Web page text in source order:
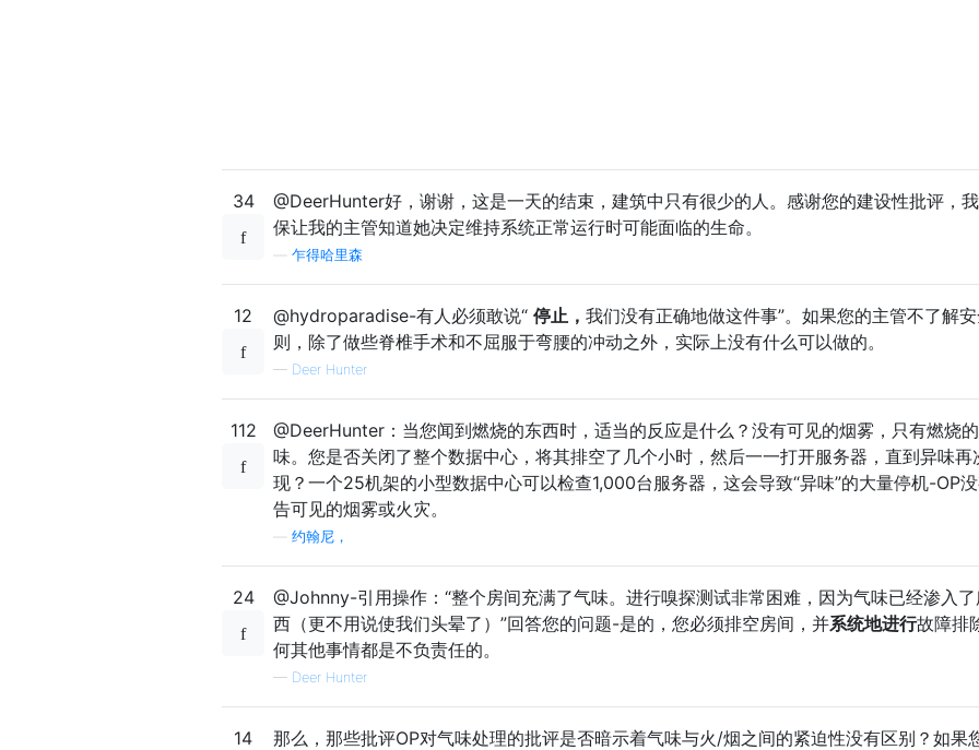
34
@DeerHunter好，谢谢，这是一天的结束，建筑中只有很少的人。感谢您的建设性批评，
保让我的主管知道她决定维持系统正常运行时可能面临的生命。
乍得哈里森
12 @hydroparadise-有人必须敢说“ 停止， 我们没有正确地做这件事”。如果您的主管不了解
则，除了做些脊椎手术和不屈服于弯腰的冲动之外，实际上没有什么可以做的。
— Deer Hunter
112
@DeerHunter：当您闻到燃烧的东西时，适当的反应是什么？没有可见的烟雾，只有燃烧
味。您是否关闭了整个数据中心，将其排空了几个小时，然后一一打开服务器，直到异味再
现？一个25机架的小型数据中心可以检查1,000台服务器，这会导致“异味”的大量停机-OP
告可见的烟雾或火灾。
约翰尼，
24
@Johnny-引用操作：“整个房间充满了气味。进行嗅探测试非常困难，因为气味已经渗入
西（更不用说使我们头晕了）”回答您的问题-是的，您必须排空房间，并系统地进行故障排
何其他事情都是不负责任的。
— Deer Hunter
14
那么，那些批评OP对气味处理的批评是否暗示着气味与火/烟之间的紧迫性没有区别？如果